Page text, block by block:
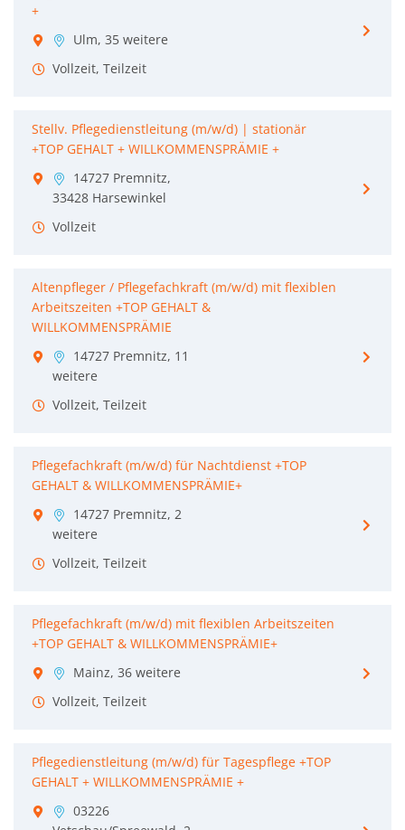
+
Ulm, 35 weitere
Vollzeit, Teilzeit
Stellv. Pflegedienstleitung (m/w/d) | stationär
+TOP GEHALT + WILLKOMMENSPRÄMIE +
14727 Premnitz,
33428 Harsewinkel
Vollzeit
Altenpfleger / Pflegefachkraft (m/w/d) mit flexiblen
Arbeitszeiten +TOP GEHALT &
WILLKOMMENSPRÄMIE
14727 Premnitz, 11
weitere
Vollzeit, Teilzeit
Pflegefachkraft (m/w/d) für Nachtdienst +TOP
GEHALT & WILLKOMMENSPRÄMIE+
14727 Premnitz, 2
weitere
Vollzeit, Teilzeit
Pflegefachkraft (m/w/d) mit flexiblen Arbeitszeiten
+TOP GEHALT & WILLKOMMENSPRÄMIE+
Mainz, 36 weitere
Vollzeit, Teilzeit
Pflegedienstleitung (m/w/d) für Tagespflege +TOP
GEHALT + WILLKOMMENSPRÄMIE +
03226